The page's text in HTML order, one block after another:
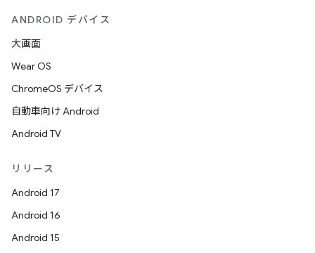
ANDROID デバイス
大画面
Wear OS
ChromeOS デバイス
自動車向け Android
Android TV
リリース
Android 17
Android 16
Android 15